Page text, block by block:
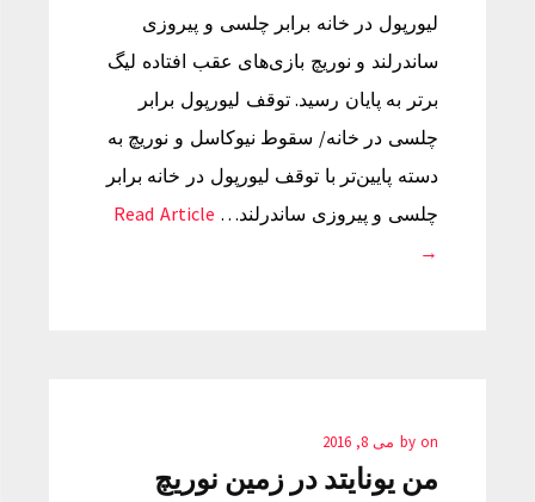
لیورپول در خانه برابر چلسی و پیروزی
ساندرلند و نوریچ بازی‌های عقب افتاده لیگ
برتر به پایان رسید. توقف لیورپول برابر
چلسی در خانه/ سقوط نیوکاسل و نوریچ به
دسته پایین‌تر با توقف لیورپول در خانه برابر
چلسی و پیروزی ساندرلند… Read Article
→
by on می 8, 2016
من یونایتد در زمین نوریچ